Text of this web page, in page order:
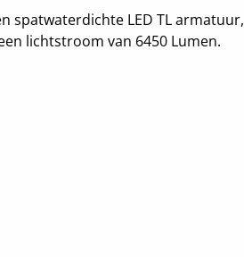
spatwaterdichte LED TL armatuur,
lichtstroom van 6450 Lumen.